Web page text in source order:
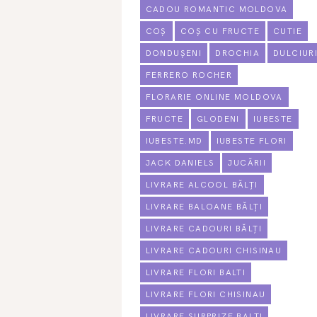
CADOU ROMANTIC MOLDOVA
COȘ COȘ CU FRUCTE CUTIE
DONDUȘENI DROCHIA
FERRERO ROCHER
FLORARIE ONLINE MOLDOVA
FRUCTE GLODENI IUBESTE
IUBESTE.MD IUBESTE FLORI
JACK DANIELS JUCĂRII
LIVRARE ALCOOL BĂLȚI
LIVRARE BALOANE BĂLȚI
LIVRARE CADOURI BĂLȚI
LIVRARE CADOURI CHISINAU
LIVRARE FLORI BALTI
LIVRARE FLORI CHISINAU